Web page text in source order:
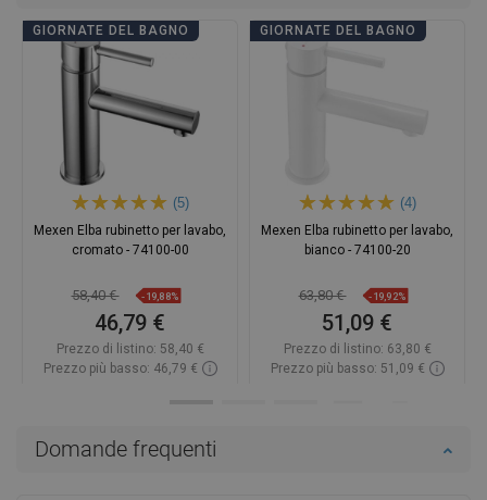
Domande frequenti
GIORNATE DEL BAGNO
(5)
Mexen Elba rubinetto per lavabo,
cromato - 74100-00
58,40 € -19,88%
46,79 €
Prezzo di listino: 58,40 €
Prezzo più basso: 46,79 €
GIORNATE DEL BAGNO
(4)
Mexen Elba rubinetto per lavabo,
bianco - 74100-20
63,80 € -19,92%
51,09 €
Prezzo di listino: 63,80 €
Prezzo più basso: 51,09 €